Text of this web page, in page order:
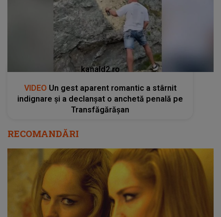
kanald2.ro
VIDEO Un gest aparent romantic a stârnit
indignare și a declanșat o anchetă penală pe
Transfăgărășan
RECOMANDĂRI